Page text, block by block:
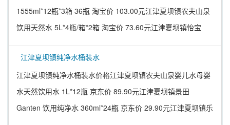
1555ml*12瓶*3箱 36瓶 淘宝价 103.00元江津夏坝镇农夫山泉
饮用天然水 5L*4瓶/箱*2箱 淘宝价 73.60元江津夏坝镇怡宝
江津夏坝镇纯净水桶装水
江津夏坝镇纯净水桶装水价格江津夏坝镇农夫山泉婴儿水母婴
水天然饮用水 1L*12瓶 京东价 89.90元江津夏坝镇景田
Ganten 饮用纯净水 360ml*24瓶 京东价 29.90元江津夏坝镇乐